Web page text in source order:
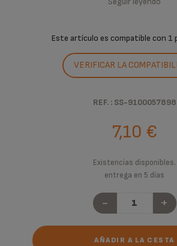
Este artículo es compatible con 1
VERIFICAR LA
REF. : SS-9100057898
7,10 €
Existencias disponibles.
entrega en 5 días
- +
AÑADIR A LA CESTA